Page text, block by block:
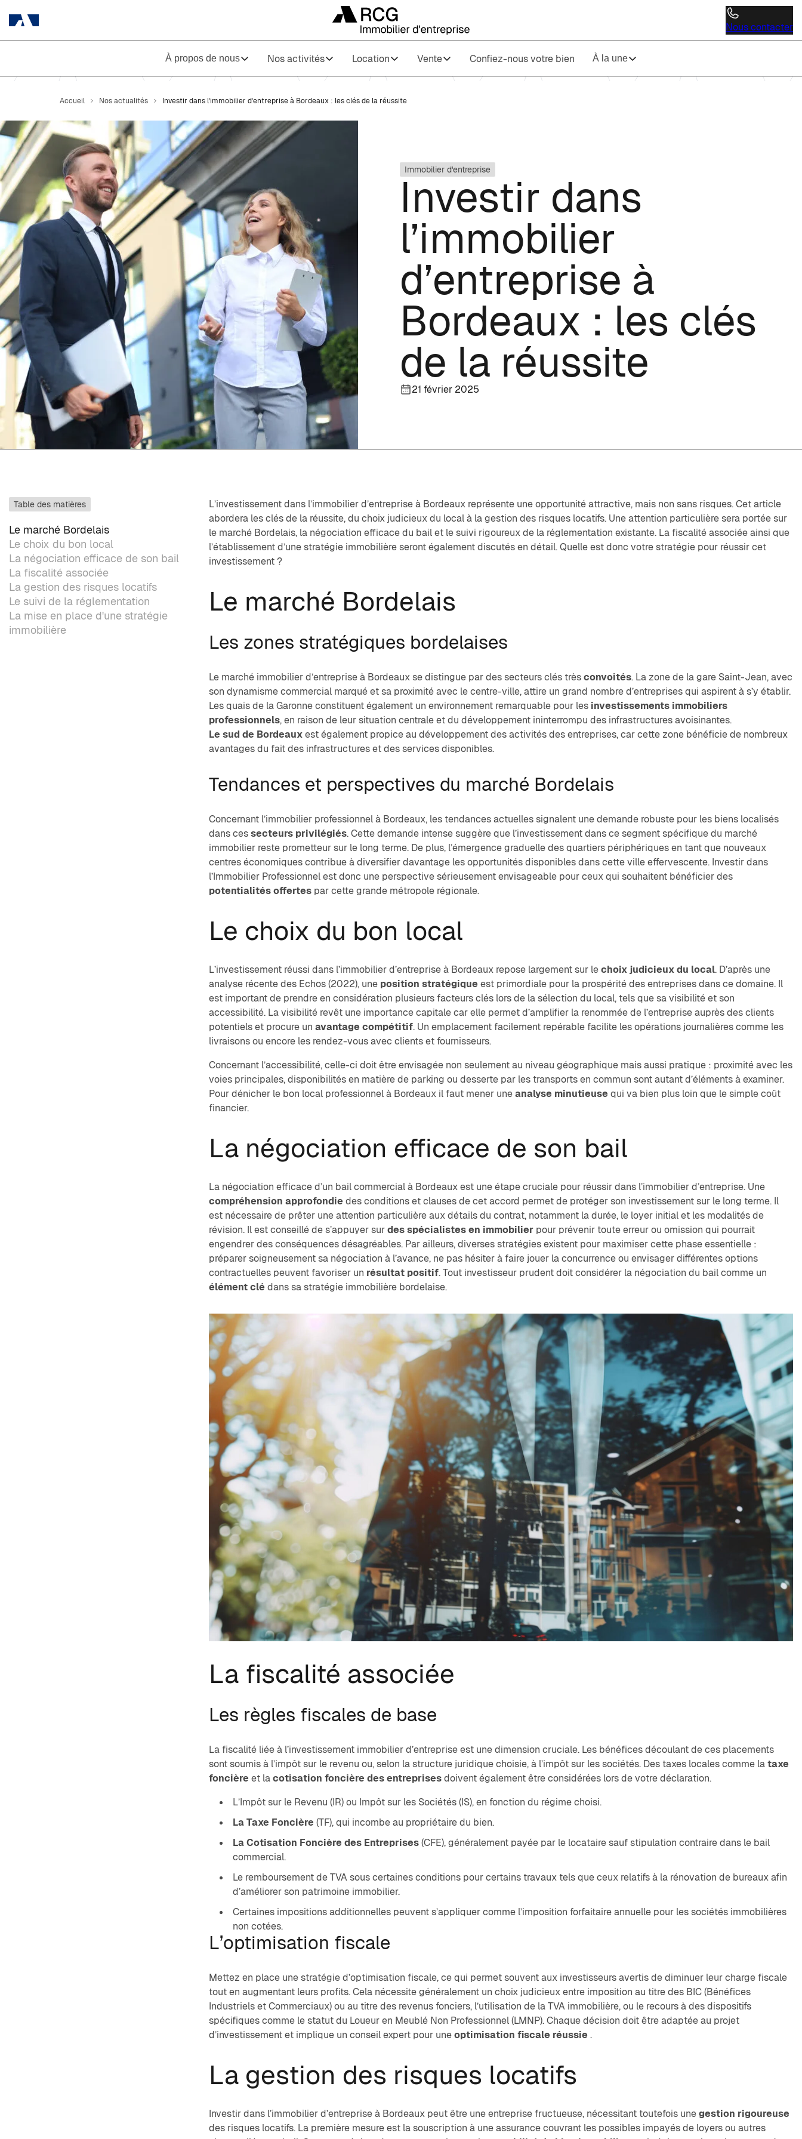
Nous contacter
À propos de nous Nos activités Location Vente Confiez-nous votre bien À la une
Accueil Nos actualités Investir dans l’immobilier d’entreprise à Bordeaux : les clés de la réussite
Immobilier d'entreprise
Investir dans
l’immobilier
d’entreprise à
Bordeaux : les clés
de la réussite
21 février 2025
Table des matières
Le marché Bordelais
Le choix du bon local
La négociation efficace de son bail
La fiscalité associée
La gestion des risques locatifs
Le suivi de la réglementation
La mise en place d'une stratégie
immobilière
L’investissement dans l’immobilier d’entreprise à Bordeaux représente une opportunité attractive, mais non sans risques. Cet article
abordera les clés de la réussite, du choix judicieux du local à la gestion des risques locatifs. Une attention particulière sera portée sur
le marché Bordelais, la négociation efficace du bail et le suivi rigoureux de la réglementation existante. La fiscalité associée ainsi que
l’établissement d’une stratégie immobilière seront également discutés en détail. Quelle est donc votre stratégie pour réussir cet
investissement ?
Le marché Bordelais
Les zones stratégiques bordelaises
Le marché immobilier d’entreprise à Bordeaux se distingue par des secteurs clés trèsconvoités. La zone de la gare Saint-Jean, avec
son dynamisme commercial marqué et sa proximité avec le centre-ville, attire un grand nombre d’entreprises qui aspirent à s’y établir.
Les quais de la Garonne constituent également un environnement remarquable pour les investissements immobiliers
professionnels, en raison de leur situation centrale et du développement ininterrompu des infrastructures avoisinantes.
Le sud de Bordeauxest également propice au développement des activités des entreprises, car cette zone bénéficie de nombreux
avantages du fait des infrastructures et des services disponibles.
Tendances et perspectives du marché Bordelais
Concernant l’immobilier professionnel à Bordeaux, les tendances actuelles signalent une demande robuste pour les biens localisés
dans cessecteurs privilégiés. Cette demande intense suggère que l’investissement dans ce segment spécifique du marché
immobilier reste prometteur sur le long terme. De plus, l’émergence graduelle des quartiers périphériques en tant que nouveaux
centres économiques contribue à diversifier davantage les opportunités disponibles dans cette ville effervescente. Investir dans
l’Immobilier Professionnelest donc une perspective sérieusement envisageable pour ceux qui souhaitent bénéficier des
potentialités offertespar cette grande métropole régionale.
Le choix du bon local
L’investissement réussi dans l’immobilier d’entreprise à Bordeauxrepose largement sur lechoix judicieux du local. D’après une
analyse récente des Echos (2022), une position stratégique est primordiale pour la prospérité des entreprises dans ce domaine. Il
est important de prendre en considération plusieurs facteurs clés lors de la sélection du local, tels que sa visibilité et son
accessibilité. La visibilité revêt une importance capitale car elle permet d’amplifier la renommée de l’entreprise auprès des clients
potentiels et procure un avantage compétitif. Un emplacement facilement repérable facilite les opérations journalières comme les
livraisons ou encore les rendez-vous avec clients et fournisseurs.
Concernant l’accessibilité, celle-ci doit être envisagée non seulement au niveau géographique mais aussi pratique : proximité avec les
voies principales, disponibilités en matière de parking ou desserte par les transports en commun sont autant d’éléments à examiner.
Pour dénicher le bon local professionnel à Bordeaux il faut mener uneanalyse minutieuse qui va bien plus loin que le simple coût
financier.
La négociation efficace de son bail
La négociation efficace d’un bail commercial à Bordeaux est une étape cruciale pour réussir dans l’immobilier d’entreprise. Une
compréhension approfondie des conditions et clauses de cet accord permet de protéger son investissement sur le long terme. Il
est nécessaire de prêter une attention particulière aux détails du contrat, notamment la durée, le loyer initial et les modalités de
révision. Il est conseillé de s’appuyer surdes spécialistes en immobilierpour prévenir toute erreur ou omission qui pourrait
engendrer des conséquences désagréables. Par ailleurs, diverses stratégies existent pour maximiser cette phase essentielle :
préparer soigneusement sa négociation à l’avance, ne pas hésiter à faire jouer la concurrence ou envisager différentes options
contractuelles peuvent favoriser un résultat positif. Tout investisseur prudent doit considérer la négociation du bail comme un
élément clé dans sa stratégie immobilière bordelaise.
La fiscalité associée
Les règles fiscales de base
La fiscalité liée à l’investissement immobilier d’entreprise est une dimension cruciale. Les bénéfices découlant de ces placements
sont soumis à l’impôt sur le revenu ou, selon la structure juridique choisie, à l’impôt sur les sociétés. Des taxes locales comme lataxe
foncière et lacotisation foncière des entreprisesdoivent également être considérées lors de votre déclaration.
L’Impôt sur le Revenu (IR) ou Impôt sur les Sociétés (IS), en fonction du régime choisi.
La Taxe Foncière (TF), qui incombe au propriétaire du bien.
La Cotisation Foncière des Entreprises(CFE), généralement payée par le locataire sauf stipulation contraire dans le bail
commercial.
Le remboursement de TVA sous certaines conditions pour certains travaux tels que ceux relatifs à la rénovation de bureaux afin
d’améliorer son patrimoine immobilier.
Certaines impositions additionnelles peuvent s’appliquer comme l’imposition forfaitaire annuelle pour les sociétés immobilières
non cotées.
L’optimisation fiscale
Mettez en place unestratégie d’optimisation fiscale, ce qui permet souvent aux investisseurs avertis de diminuer leur charge fiscale
tout en augmentant leurs profits. Cela nécessite généralement un choix judicieux entre imposition au titre des BIC (Bénéfices
Industriels et Commerciaux) ou au titre des revenus fonciers, l’utilisation de la TVA immobilière, ou le recours à des dispositifs
spécifiques comme le statut du Loueur en Meublé Non Professionnel (LMNP). Chaque décision doit être adaptée au projet
d’investissement et implique un conseil expert pour uneoptimisation fiscale réussie .
La gestion des risques locatifs
Investir dans l’immobilier d’entreprise à Bordeaux peut être une entreprise fructueuse, nécessitant toutefois unegestion rigoureuse
des risques locatifs. La première mesure est la souscription à une assurance couvrant les possibles impayés de loyers ou autres